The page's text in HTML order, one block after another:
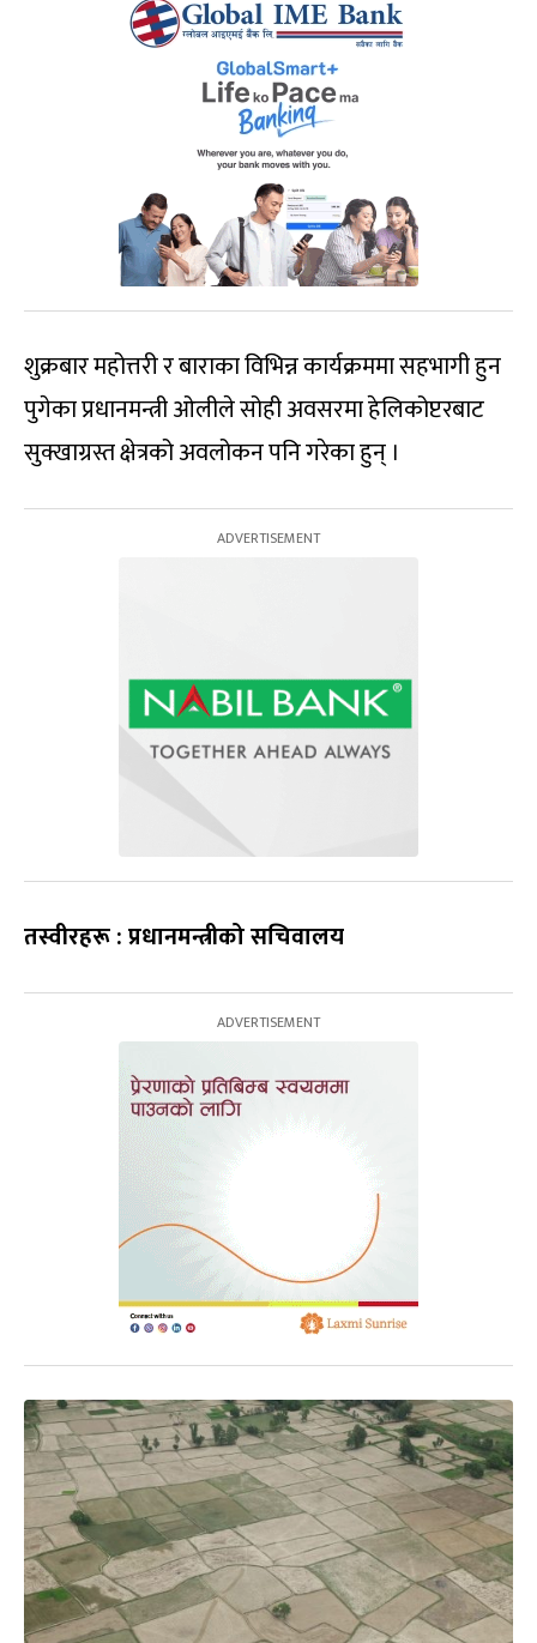
शुक्रबार महोत्तरी र बाराका विभिन्न कार्यक्रममा सहभागी हुन
पुगेका प्रधानमन्त्री ओलीले सोही अवसरमा हेलिकोप्टरबाट
सुक्खाग्रस्त क्षेत्रको अवलोकन पनि गरेका हुन् ।
तस्वीरहरू : प्रधानमन्त्रीको सचिवालय